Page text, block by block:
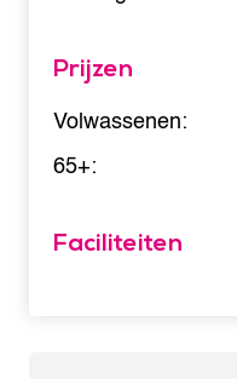
Prijzen
Volwassenen:
65+:
Faciliteiten